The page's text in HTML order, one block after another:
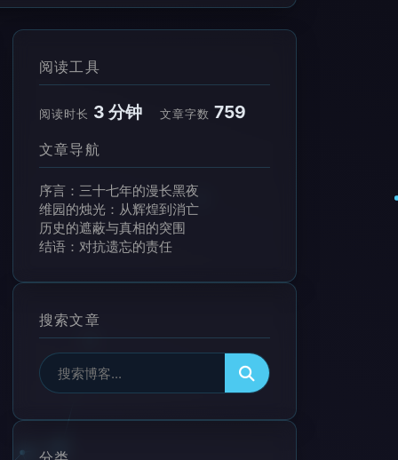
阅读工具
阅读时长 3 分钟 文章字数 759
文章导航
序言：三十七年的漫长黑夜
维园的烛光：从辉煌到消亡
历史的遮蔽与真相的突围
结语：对抗遗忘的责任
搜索文章